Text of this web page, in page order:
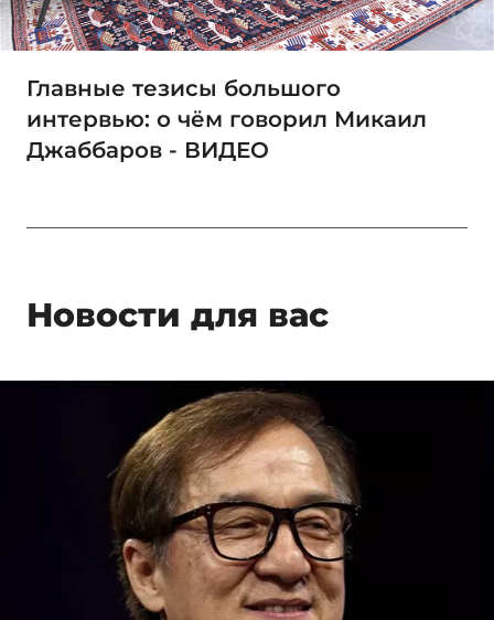
Главные тезисы большого
интервью: о чём говорил Микаил
Джаббаров - ВИДЕО
Новости для вас